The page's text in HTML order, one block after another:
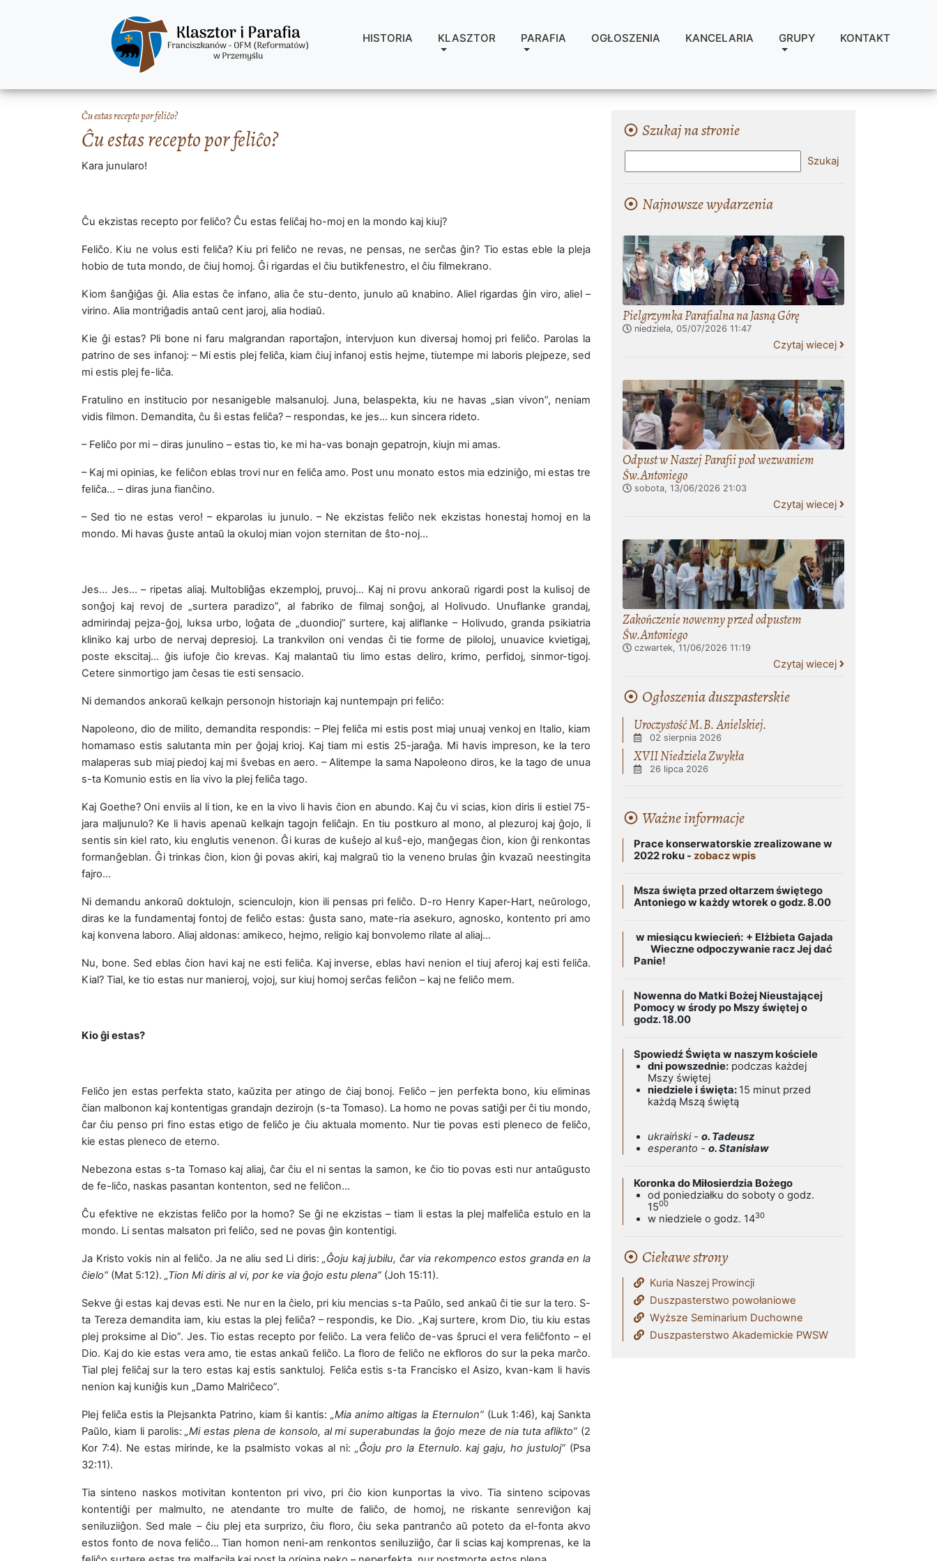
HISTORIA KLASZTOR PARAFIA OGŁOSZENIA KANCELARIA GRUPY KONTAKT
Ĉu estas recepto por feliĉo?
Ĉu estas recepto por feliĉo?
Kara junularo!
Ĉu ekzistas recepto por feliĉo? Ĉu estas feliĉaj ho-moj en la mondo kaj kiuj?
Feliĉo. Kiu ne volus esti feliĉa? Kiu pri feliĉo ne revas, ne pensas, ne serĉas ĝin? Tio estas eble la pleja
hobio de tuta mondo, de ĉiuj homoj. Ĝi rigardas el ĉiu butikfenestro, el ĉiu filmekrano.
Kiom ŝanĝiĝas ĝi. Alia estas ĉe infano, alia ĉe stu-dento, junulo aŭ knabino. Aliel rigardas ĝin viro, aliel –
virino. Alia montriĝadis antaŭ cent jaroj, alia hodiaŭ.
Kie ĝi estas? Pli bone ni faru malgrandan raportaĵon, intervjuon kun diversaj homoj pri feliĉo. Parolas la
patrino de ses infanoj: – Mi estis plej feliĉa, kiam ĉiuj infanoj estis hejme, tiutempe mi laboris plejpeze, sed
mi estis plej fe-liĉa.
Fratulino en institucio por nesanigeble malsanuloj. Juna, belaspekta, kiu ne havas „sian vivon”, neniam
vidis filmon. Demandita, ĉu ŝi estas feliĉa? – respondas, ke jes… kun sincera rideto.
– Feliĉo por mi – diras junulino – estas tio, ke mi ha-vas bonajn gepatrojn, kiujn mi amas.
– Kaj mi opinias, ke feliĉon eblas trovi nur en feliĉa amo. Post unu monato estos mia edziniĝo, mi estas tre
feliĉa… – diras juna fianĉino.
– Sed tio ne estas vero! – ekparolas iu junulo. – Ne ekzistas feliĉo nek ekzistas honestaj homoj en la
mondo. Mi havas ĝuste antaŭ la okuloj mian vojon sternitan de ŝto-noj…
Jes… Jes… – ripetas aliaj. Multobliĝas ekzemploj, pruvoj… Kaj ni provu ankoraŭ rigardi post la kulisoj de
sonĝoj kaj revoj de „surtera paradizo”, al fabriko de filmaj sonĝoj, al Holivudo. Unuflanke grandaj,
admirindaj pejza-ĝoj, luksa urbo, loĝata de „duondioj” surtere, kaj aliflanke – Holivudo, granda psikiatria
kliniko kaj urbo de nervaj depresioj. La trankvilon oni vendas ĉi tie forme de piloloj, unuavice kvietigaj,
poste ekscitaj… ĝis iufoje ĉio krevas. Kaj malantaŭ tiu limo estas deliro, krimo, perfidoj, sinmor-tigoj.
Cetere sinmortigo jam ĉesas tie esti sensacio.
Ni demandos ankoraŭ kelkajn personojn historiajn kaj nuntempajn pri feliĉo:
Napoleono, dio de milito, demandita respondis: – Plej feliĉa mi estis post miaj unuaj venkoj en Italio, kiam
homamaso estis salutanta min per ĝojaj krioj. Kaj tiam mi estis 25-jaraĝa. Mi havis impreson, ke la tero
malaperas sub miaj piedoj kaj mi ŝvebas en aero. – Alitempe la sama Napoleono diros, ke la tago de unua
s-ta Komunio estis en lia vivo la plej feliĉa tago.
Kaj Goethe? Oni enviis al li tion, ke en la vivo li havis ĉion en abundo. Kaj ĉu vi scias, kion diris li estiel 75-
jara maljunulo? Ke li havis apenaŭ kelkajn tagojn feliĉajn. En tiu postkuro al mono, al plezuroj kaj ĝojo, li
sentis sin kiel rato, kiu englutis venenon. Ĝi kuras de kuŝejo al kuŝ-ejo, manĝegas ĉion, kion ĝi renkontas
formanĝeblan. Ĝi trinkas ĉion, kion ĝi povas akiri, kaj malgraŭ tio la veneno brulas ĝin kvazaŭ neestingita
fajro…
Ni demandu ankoraŭ doktulojn, scienculojn, kion ili pensas pri feliĉo. D-ro Henry Kaper-Hart, neŭrologo,
diras ke la fundamentaj fontoj de feliĉo estas: ĝusta sano, mate-ria asekuro, agnosko, kontento pri amo
kaj konvena laboro. Aliaj aldonas: amikeco, hejmo, religio kaj bonvolemo rilate al aliaj…
Nu, bone. Sed eblas ĉion havi kaj ne esti feliĉa. Kaj inverse, eblas havi nenion el tiuj aferoj kaj esti feliĉa.
Kial? Tial, ke tio estas nur manieroj, vojoj, sur kiuj homoj serĉas feliĉon – kaj ne feliĉo mem.
Kio ĝi estas?
Feliĉo jen estas perfekta stato, kaŭzita per atingo de ĉiaj bonoj. Feliĉo – jen perfekta bono, kiu eliminas
ĉian malbonon kaj kontentigas grandajn dezirojn (s-ta Tomaso). La homo ne povas satiĝi per ĉi tiu mondo,
ĉar ĉiu penso pri fino estas etigo de feliĉo je ĉiu aktuala momento. Nur tie povas esti pleneco de feliĉo,
kie estas pleneco de eterno.
Nebezona estas s-ta Tomaso kaj aliaj, ĉar ĉiu el ni sentas la samon, ke ĉio tio povas esti nur antaŭgusto
de fe-liĉo, naskas pasantan kontenton, sed ne feliĉon…
Ĉu efektive ne ekzistas feliĉo por la homo? Se ĝi ne ekzistas – tiam li estas la plej malfeliĉa estulo en la
mondo. Li sentas malsaton pri feliĉo, sed ne povas ĝin kontentigi.
Ja Kristo vokis nin al feliĉo. Ja ne aliu sed Li diris:„Ĝoju kaj jubilu, ĉar via rekompenco estos granda en la
ĉielo” (Mat 5:12). „Tion Mi diris al vi, por ke via ĝojo estu plena” (Joh 15:11).
Sekve ĝi estas kaj devas esti. Ne nur en la ĉielo, pri kiu mencias s-ta Paŭlo, sed ankaŭ ĉi tie sur la tero. S-
ta Tereza demandita iam, kiu estas la plej feliĉa? – respondis, ke Dio. „Kaj surtere, krom Dio, tiu kiu estas
plej proksime al Dio”. Jes. Tio estas recepto por feliĉo. La vera feliĉo de-vas ŝpruci el vera feliĉfonto – el
Dio. Kaj do kie estas vera amo, tie estas ankaŭ feliĉo. La floro de feliĉo ne ekfloros do sur la peka marĉo.
Tial plej feliĉaj sur la tero estas kaj estis sanktuloj. Feliĉa estis s-ta Francisko el Asizo, kvan-kam li havis
nenion kaj kuniĝis kun „Damo Malriĉeco”.
Plej feliĉa estis la Plejsankta Patrino, kiam ŝi kantis: „Mia animo altigas la Eternulon” (Luk 1:46), kaj Sankta
Paŭlo, kiam li parolis:„Mi estas plena de konsolo, al mi superabundas la ĝojo meze de nia tuta aflikto” (2
Kor 7:4). Ne estas mirinde, ke la psalmisto vokas al ni: „Ĝoju pro la Eternulo. kaj gaju, ho justuloj” (Psa
32:11).
Tia sinteno naskos motivitan kontenton pri vivo, pri ĉio kion kunportas la vivo. Tia sinteno scipovas
kontentiĝi per malmulto, ne atendante tro multe de faliĉo, de homoj, ne riskante senreviĝon kaj
seniluziiĝon. Sed male – ĉiu plej eta surprizo, ĉiu floro, ĉiu seka pantranĉo aŭ poteto da el-fonta akvo
estos fonto de nova feliĉo… Tian homon neni-am renkontos seniluziiĝo, ĉar li scias kaj komprenas, ke la
Szukaj na stronie
Najnowsze wydarzenia
Pielgrzymka Parafialna na Jasną Górę
niedziela, 05/07/2026 11:47
Czytaj wiecej
Odpust w Naszej Parafii pod wezwaniem
Św.Antoniego
sobota, 13/06/2026 21:03
Czytaj wiecej
Zakończenie nowenny przed odpustem
Św.Antoniego
czwartek, 11/06/2026 11:19
Czytaj wiecej
Ogłoszenia duszpasterskie
Uroczystość M.B. Anielskiej.
02 sierpnia 2026
XVII Niedziela Zwykła
26 lipca 2026
Ważne informacje
Prace konserwatorskie zrealizowane w
2022 roku - zobacz wpis
Msza święta przed ołtarzem świętego
Antoniego w każdy wtorek o godz. 8.00
w miesiącu kwiecień: + Elżbieta Gajada
Wieczne odpoczywanie racz Jej dać
Panie!
Nowenna do Matki Bożej Nieustającej
Pomocy w środy po Mszy świętej o
godz. 18.00
Spowiedź Święta w naszym kościele
dni powszednie: podczas każdej
Mszy świętej
niedziele i święta: 15 minut przed
każdą Mszą świętą
ukraiński - o. Tadeusz
esperanto - o. Stanisław
Koronka do Miłosierdzia Bożego
od poniedziałku do soboty o godz.
1500
w niedziele o godz. 1430
Ciekawe strony
Kuria Naszej Prowincji
Duszpasterstwo powołaniowe
Wyższe Seminarium Duchowne
Duszpasterstwo Akademickie PWSW